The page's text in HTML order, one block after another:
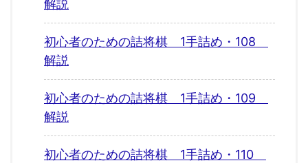
解説
初心者のための詰将棋 1手詰め・108
解説
初心者のための詰将棋 1手詰め・109
解説
初心者のための詰将棋 1手詰め・110